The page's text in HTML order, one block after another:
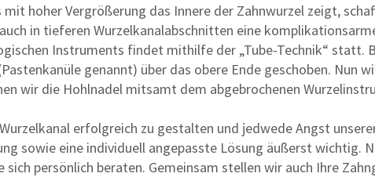
hoher Vergrößerung das Innere der Zahnwurzel zeigt,
in tieferen Wurzelkanalabschnitten eine
Instruments findet mithilfe der „Tube-Technik“ statt.
genannt) über das obere Ende geschoben. Nun
wir die Hohlnadel mitsamt dem abgebrochenen
erfolgreich zu gestalten und jedwede Angst
sowie eine individuell angepasste Lösung äußerst wichtig.
sich persönlich beraten. Gemeinsam stellen wir auch Ihre